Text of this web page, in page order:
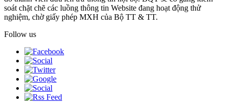
soát chặt chẽ các luồng thông tin Website đang hoạt động thử
nghiệm, chờ giấy phép MXH của Bộ TT & TT.
Follow us